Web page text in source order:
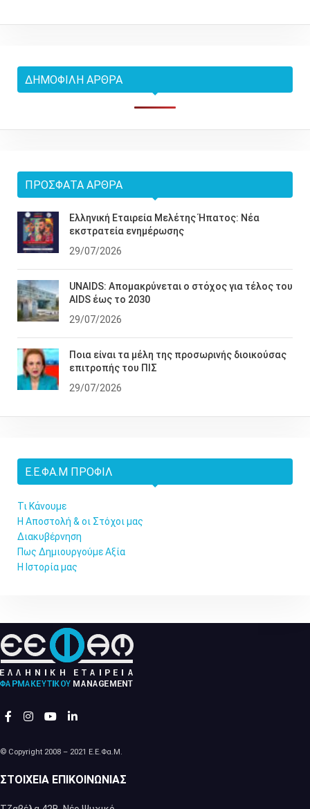
ΔΗΜΟΦΙΛΉ ΆΡΘΡΑ
ΠΡΌΣΦΑΤΑ ΆΡΘΡΑ
Ελληνική Εταιρεία Μελέτης Ήπατος: Νέα
εκστρατεία ενημέρωσης
29/07/2026
UNAIDS: Απομακρύνεται ο στόχος για τέλος του
AIDS έως το 2030
29/07/2026
Ποια είναι τα μέλη της προσωρινής διοικούσας
επιτροπής του ΠΙΣ
29/07/2026
Ε.Ε.ΦΑ.Μ ΠΡΟΦΊΛ
Τι Κάνουμε
Η Αποστολή & οι Στόχοι μας
Διακυβέρνηση
Πως Δημιουργούμε Αξία
Η Ιστορία μας
© Copyright 2008 – 2021 Ε.Ε.Φα.Μ.
ΣΤΟΙΧΕΊΑ ΕΠΙΚΟΙΝΩΝΊΑΣ